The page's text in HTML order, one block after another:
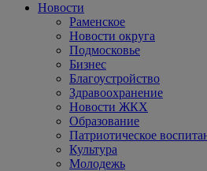
Новости
Раменское
Новости округа
Подмосковье
Бизнес
Благоустройство
Здравоохранение
Новости ЖКХ
Образование
Патриотическое
Культура
Молодежь